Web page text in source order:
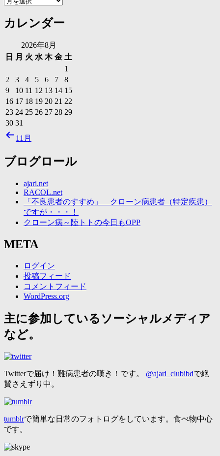
カ
イ
カレンダー
2026年8月
日 月 火 水 木 金 土
1
2
3 4 5 6 7
8
9
10 11 12 13 14 15
16 17 18 19 20 21 22
23 24 25 26 27 28 29
30 31
11月
ブログロール
ajari.net
RACOL.net
「不良患者のすすめ」 クローン病患者（特定疾患）
ですが・・・！
クローン病～陸トトの今日もOPP
META
ログイン
投稿フィード
コメントフィード
WordPress.org
主に参加しているソーシャルメディア
など。
Twitterで届け！難病患者の嘆き！です。 @ajari_clubibdで絶
賛さえずり中。
tumblrで簡単な日常のフォトログをしています。食べ物中心
です。